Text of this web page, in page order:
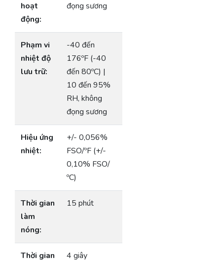
hoạt
động:
đọng sương
Phạm vi
nhiệt độ
lưu trữ:
-40 đến
176ºF (-40
đến 80ºC) |
10 đến 95%
RH, không
đọng sương
Hiệu ứng
nhiệt:
+/- 0,056%
FSO/ºF (+/-
0,10% FSO/
ºC)
Thời gian
làm
nóng:
15 phút
Thời gian
4 giây